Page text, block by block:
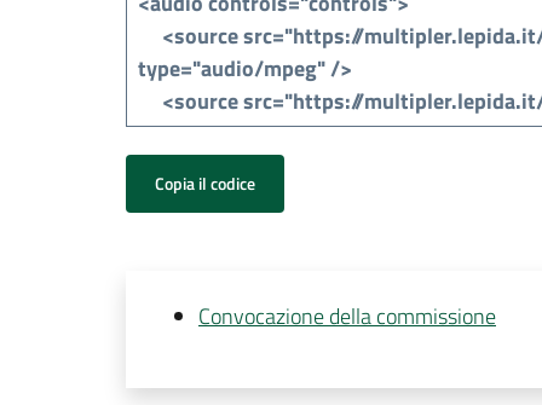
Copia il codice
Convocazione della commissione